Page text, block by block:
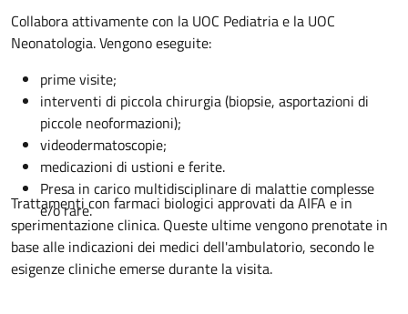
Collabora attivamente con la UOC Pediatria e la UOC
Neonatologia. Vengono eseguite:
prime visite;
interventi di piccola chirurgia (biopsie, asportazioni di
piccole neoformazioni);
videodermatoscopie;
medicazioni di ustioni e ferite.
Presa in carico multidisciplinare di malattie complesse
e/o rare.
Trattamenti con farmaci biologici approvati da AIFA e in
sperimentazione clinica. Queste ultime vengono prenotate in
base alle indicazioni dei medici dell'ambulatorio, secondo le
esigenze cliniche emerse durante la visita.